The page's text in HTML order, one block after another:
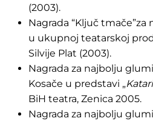
(2003).
Nagrada “Ključ
u ukupnoj teatarskoj
Silvije Plat (2003).
Nagrada za najbolju
Kosače u predstavi „
BiH teatra, Zenica 2005.
Nagrada za najbolju